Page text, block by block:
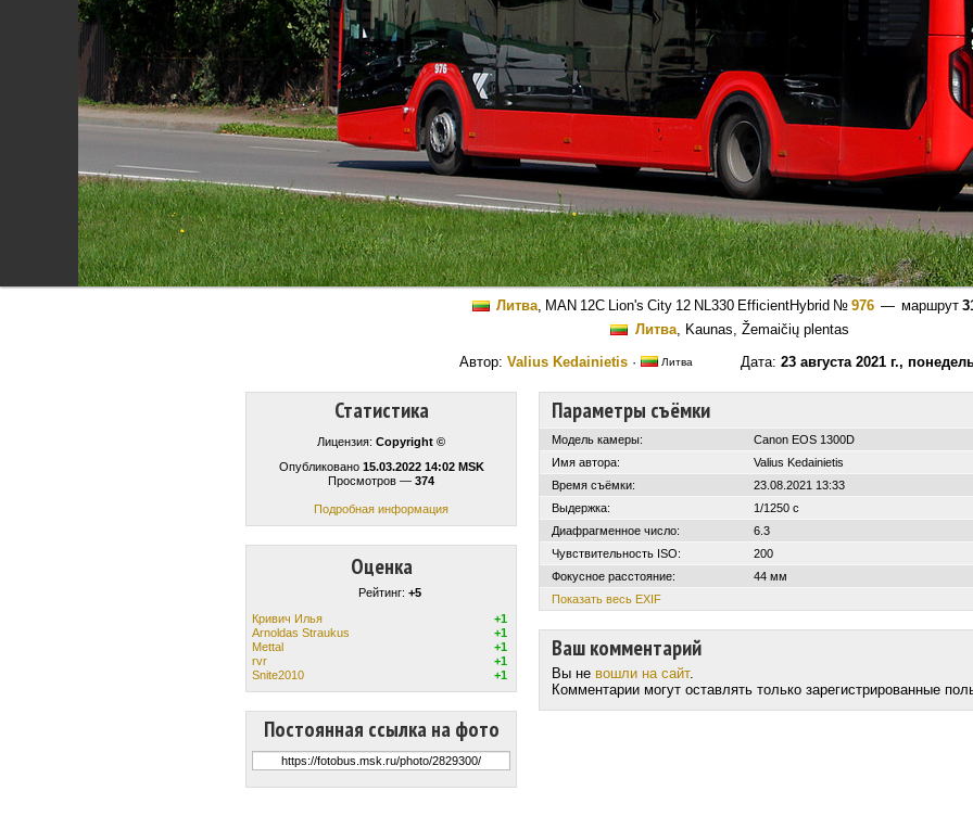
Литва, MAN 12C Lion's City 12 NL330 EfficientHybrid № 976 — маршрут
Литва, Kaunas, Žemaičių plentas
Автор: Valius Kedainietis · Литва Дата: 23 августа 2021 г.,
Статистика
Лицензия: Copyright ©
Опубликовано 15.03.2022 14:02 MSK
Просмотров — 374
Подробная информация
Оценка
Рейтинг: +5
Кривич Илья
+1
Arnoldas Straukus
+1
Mettal
+1
rvr
+1
Snite2010
+1
Постоянная ссылка на фото
Параметры съёмки
Модель камеры:
Canon EOS 1300D
Имя автора:
Valius Kedainietis
Время съёмки:
23.08.2021 13:33
Выдержка:
1/1250 с
Диафрагменное число:
6.3
Чувствительность ISO:
200
Фокусное расстояние:
44 мм
Показать весь EXIF
Ваш комментарий
Вы не вошли на сайт.
Комментарии могут оставлять только зарегистрированные